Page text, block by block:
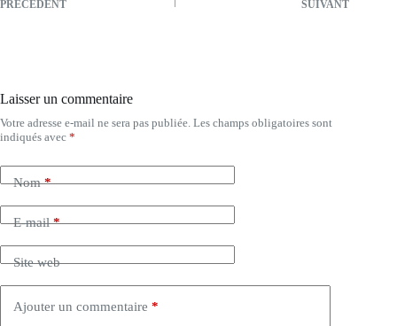
PRÉCÉDENT SUIVANT
Laisser un commentaire
Votre adresse e-mail ne sera pas publiée. Les champs obligatoires sont
indiqués avec *
Nom*
E-mail*
Site web
Ajouter un commentaire *